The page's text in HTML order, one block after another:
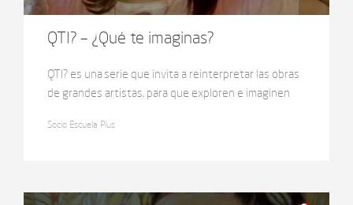
QTI? – ¿Qué te imaginas?
QTI? es una serie que invita a reinterpretar las obras
de grandes artistas, para que exploren e imaginen
herramientas de la Inteligencia artificial. Continúa la
Socio Escuela Plus